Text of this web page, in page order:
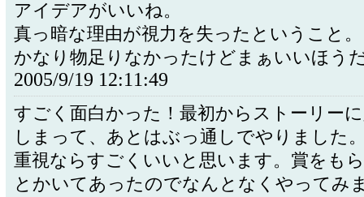
アイデアがいいね。
真っ暗な理由が視力を失ったということ。
かなり物足りなかったけどまぁいいほう
2005/9/19 12:11:49
すごく面白かった！最初からストーリー
しまって、あとはぶっ通しでやりました
重視ならすごくいいと思います。賞をも
とかいてあったのでなんとなくやってみ